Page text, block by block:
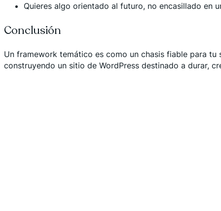
Quieres algo orientado al futuro, no encasillado en
Conclusión
Un framework temático es como un chasis fiable para
construyendo un sitio de WordPress destinado a durar,